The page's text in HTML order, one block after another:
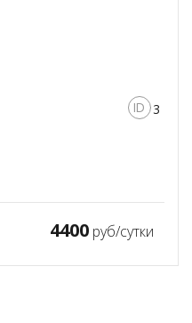
3
4400 руб/сутки